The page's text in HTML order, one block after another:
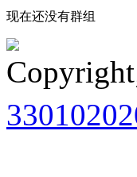
现在还没有群组